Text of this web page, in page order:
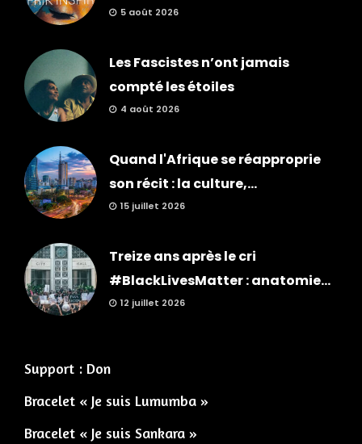
5 août 2026
Les Fascistes n’ont jamais
compté les étoiles
4 août 2026
Quand l'Afrique se réapproprie
son récit : la culture,...
15 juillet 2026
Treize ans après le cri
#BlackLivesMatter : anatomie...
12 juillet 2026
Support : Don
Bracelet « Je suis Lumumba »
Bracelet « Je suis Sankara »